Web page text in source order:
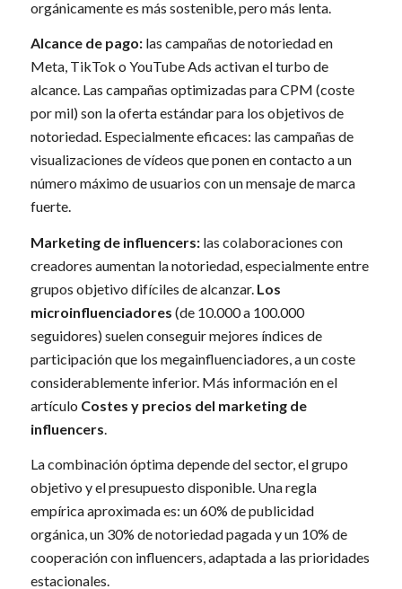
orgánicamente es más sostenible, pero más lenta.
Alcance de pago:las campañas de notoriedad en
Meta, TikTok o YouTube Ads activan el turbo de
alcance. Las campañas optimizadas para CPM (coste
por mil) son la oferta estándar para los objetivos de
notoriedad. Especialmente eficaces: las campañas de
visualizaciones de vídeos que ponen en contacto a un
número máximo de usuarios con un mensaje de marca
fuerte.
Marketing de influencers:las colaboraciones con
creadores aumentan la notoriedad, especialmente entre
grupos objetivo difíciles de alcanzar. Los
microinfluenciadores (de 10.000 a 100.000
seguidores) suelen conseguir mejores índices de
participación que los megainfluenciadores, a un coste
considerablemente inferior. Más información en el
artículo Costes y precios del marketing de
influencers
La combinación óptima depende del sector, el grupo
objetivo y el presupuesto disponible. Una regla
empírica aproximada es: un 60% de publicidad
orgánica, un 30% de notoriedad pagada y un 10% de
cooperación con influencers, adaptada a las prioridades
estacionales.